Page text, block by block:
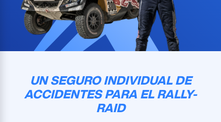
UN SEGURO INDIVIDUAL DE
ACCIDENTES PARA EL RALLY-
RAID